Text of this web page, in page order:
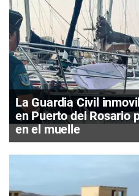
La Guardia Civil
en Puerto del Rosario
en el muelle